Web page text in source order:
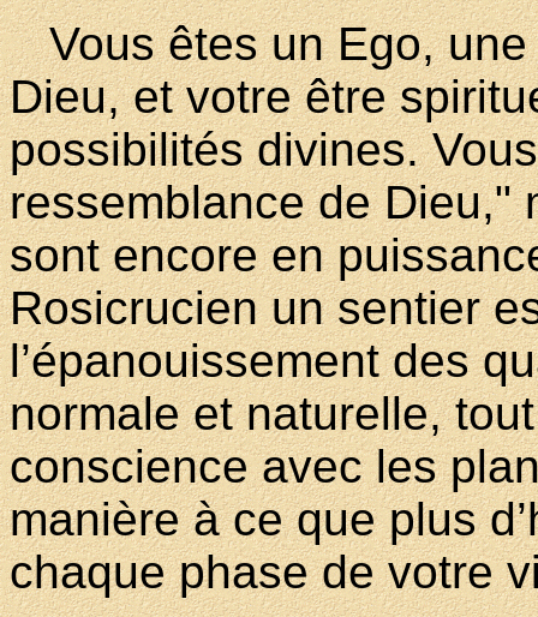
Vous êtes un Ego, une
Dieu, et votre être
possibilités divines.
ressemblance de Dieu,"
sont encore en
Rosicrucien un sentier
l’épanouissement des
normale et naturelle,
conscience avec les
manière à ce que plus
chaque phase de votre